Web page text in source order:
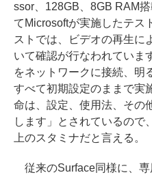
ssor、128GB、8GB RAM
てMicrosoftが実施したテス
ストでは、ビデオの再生に
いて確認が行なわれていま
をネットワークに接続、明
すべて初期設定のままで実
命は、設定、使用法、その
します」とされているので
上のスタミナだと言える。
従来のSurface同様に、専